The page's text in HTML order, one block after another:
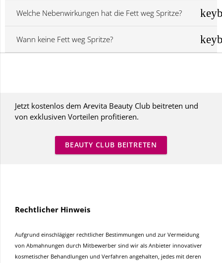
Welche Nebenwirkungen hat die Fett weg Spritze?
Wann keine Fett weg Spritze?
Jetzt kostenlos dem Arevita Beauty Club beitreten und
von exklusiven Vorteilen profitieren.
BEAUTY CLUB BEITRETEN
Rechtlicher Hinweis
Aufgrund einschlägiger rechtlicher Bestimmungen und zur Vermeidung
von Abmahnungen durch Mitbewerber sind wir als Anbieter innovativer
kosmetischer Behandlungen und Verfahren angehalten, jedes mit deren